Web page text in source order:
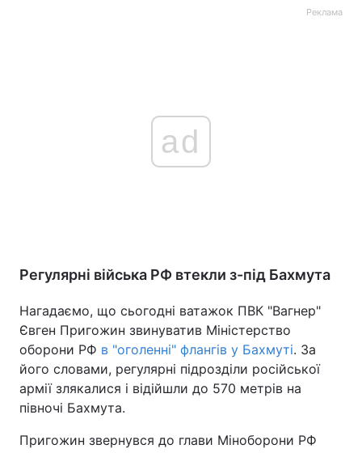
Реклама
ad
Регулярні війська РФ втекли з-під Бахмута
Нагадаємо, що сьогодні ватажок ПВК "Вагнер"
Євген Пригожин звинуватив Міністерство
оборони РФ в "оголенні" флангів у Бахмуті. За
його словами, регулярні підрозділи російської
армії злякалися і відійшли до 570 метрів на
півночі Бахмута.
Пригожин звернувся до глави Міноборони РФ